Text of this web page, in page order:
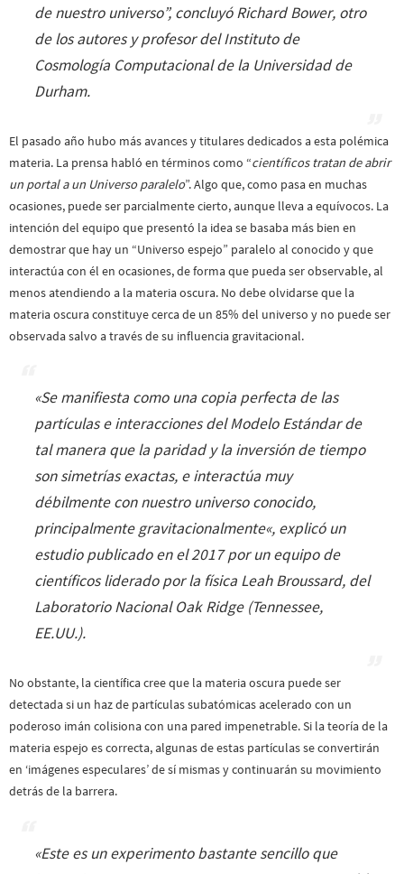
de nuestro universo”, concluyó Richard Bower, otro
de los autores y profesor del Instituto de
Cosmología Computacional de la Universidad de
Durham.
El pasado año hubo más avances y titulares dedicados a esta polémica
materia. La prensa habló en términos como “científicos tratan de abrir
un portal a un Universo paralelo”. Algo que, como pasa en muchas
ocasiones, puede ser parcialmente cierto, aunque lleva a equívocos. La
intención del equipo que presentó la idea se basaba más bien en
demostrar que hay un “Universo espejo” paralelo al conocido y que
interactúa con él en ocasiones, de forma que pueda ser observable, al
menos atendiendo a la materia oscura. No debe olvidarse que la
materia oscura constituye cerca de un 85% del universo y no puede ser
observada salvo a través de su influencia gravitacional.
«Se manifiesta como una copia perfecta de las
partículas e interacciones del Modelo Estándar de
tal manera que la paridad y la inversión de tiempo
son simetrías exactas, e interactúa muy
débilmente con nuestro universo conocido,
principalmente gravitacionalmente«, explicó un
estudio publicado en el 2017 por un equipo de
científicos liderado por la física Leah Broussard, del
Laboratorio Nacional Oak Ridge (Tennessee,
EE.UU.).
No obstante, la científica cree que la materia oscura puede ser
detectada si un haz de partículas subatómicas acelerado con un
poderoso imán colisiona con una pared impenetrable. Si la teoría de la
materia espejo es correcta, algunas de estas partículas se convertirán
en ‘imágenes especulares’ de sí mismas y continuarán su movimiento
detrás de la barrera.
«Este es un experimento bastante sencillo que